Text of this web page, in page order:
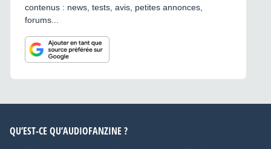
contenus : news, tests, avis, petites annonces,
forums...
QU’EST-CE QU’AUDIOFANZINE ?